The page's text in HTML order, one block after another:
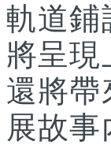
軌道鋪
將呈現
還將帶
展故